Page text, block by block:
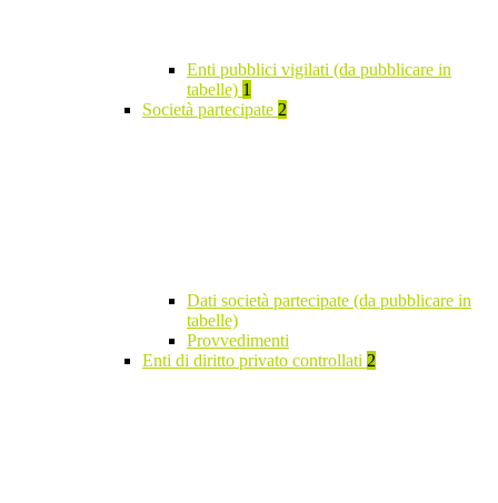
Enti pubblici vigilati (da pubblicare in
tabelle) 1
Società partecipate 2
Dati società partecipate (da pubblicare in
tabelle)
Provvedimenti
Enti di diritto privato controllati 2